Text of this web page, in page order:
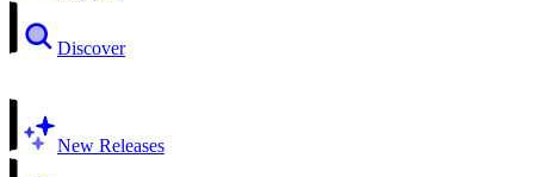
Discover
New Releases